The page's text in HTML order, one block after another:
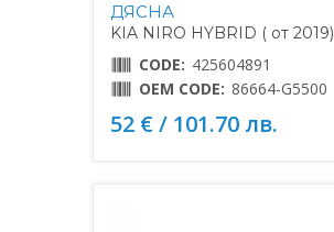
ДЯСНА
KIA NIRO HYBRID ( от 2019)
CODE: 425604891
OEM CODE: 86664-G5500
52 € / 101.70 лв.